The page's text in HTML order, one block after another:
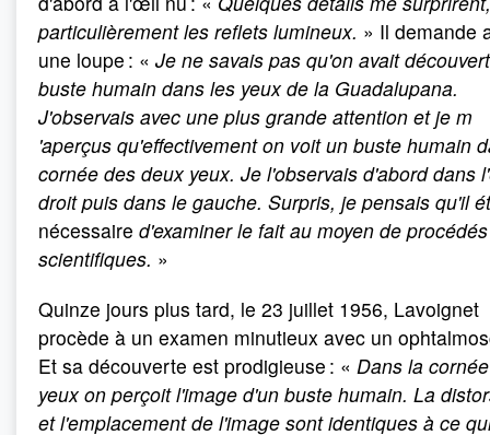
particulièrement les reflets lumineux. » Il demande
une loupe : « Je ne savais pas qu'on avait
buste humain dans les yeux de la Guadalupana.
J'observais avec une plus grande attention et je m
'aperçus qu'effectivement on voit un buste humain
cornée des deux yeux. Je l'observais d'abord dans
droit puis dans le gauche. Surpris, je pensais qu'il
nécessaire d'examiner le fait au moyen de procédés
scientifiques. »
Quinze jours plus tard, le 23 juillet 1956, Lavoignet
procède à un examen minutieux avec un
Et sa découverte est prodigieuse : « Dans la
yeux on perçoit l'image d'un buste humain. La
et l'emplacement de l'image sont identiques à ce